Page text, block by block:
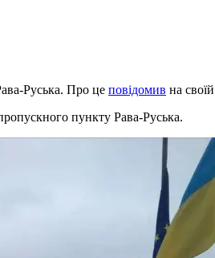
Руська. Про це повідомив на
пункту Рава-Руська.